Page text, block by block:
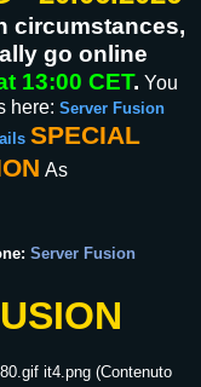
circumstances,
go online
13:00 CET. You
here: Server Fusion
SPECIAL
As
Server Fusion
it4.png (Contenuto